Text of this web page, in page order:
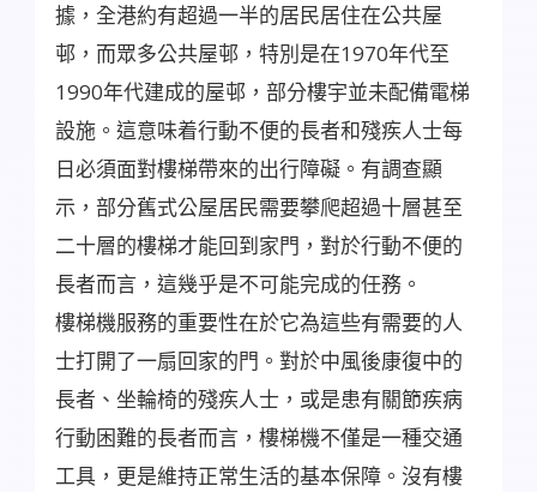
據，全港約有超過一半的居民居住在公共屋
邨，而眾多公共屋邨，特別是在1970年代至
1990年代建成的屋邨，部分樓宇並未配備電梯
設施。這意味着行動不便的長者和殘疾人士每
日必須面對樓梯帶來的出行障礙。有調查顯
示，部分舊式公屋居民需要攀爬超過十層甚至
二十層的樓梯才能回到家門，對於行動不便的
長者而言，這幾乎是不可能完成的任務。
樓梯機服務的重要性在於它為這些有需要的人
士打開了一扇回家的門。對於中風後康復中的
長者、坐輪椅的殘疾人士，或是患有關節疾病
行動困難的長者而言，樓梯機不僅是一種交通
工具，更是維持正常生活的基本保障。沒有樓